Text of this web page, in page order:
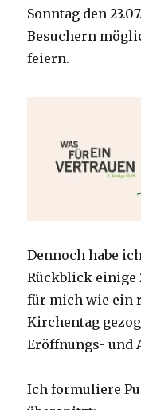
Sonntag den
Besuchern
feiern.
Dennoch habe
Rückblick einige
für mich wie ein
Kirchentag
Eröffnungs- und
Ich formuliere